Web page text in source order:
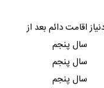
اقامت دائم بعد از
سال پنجم
سال پنجم
سال پنجم